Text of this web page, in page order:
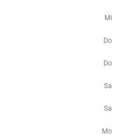
Mi
Do
Do
Sa
Sa
Mo